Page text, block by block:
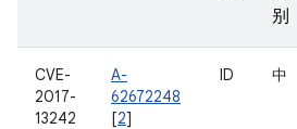
别
CVE-
2017-
13242
A-
62672248
[2]
ID 中